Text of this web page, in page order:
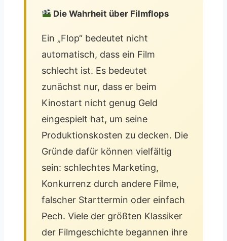
Die Wahrheit über Filmflops
Ein „Flop“ bedeutet nicht
automatisch, dass ein Film
schlecht ist. Es bedeutet
zunächst nur, dass er beim
Kinostart nicht genug Geld
eingespielt hat, um seine
Produktionskosten zu decken. Die
Gründe dafür können vielfältig
sein: schlechtes Marketing,
Konkurrenz durch andere Filme,
falscher Starttermin oder einfach
Pech. Viele der größten Klassiker
der Filmgeschichte begannen ihre